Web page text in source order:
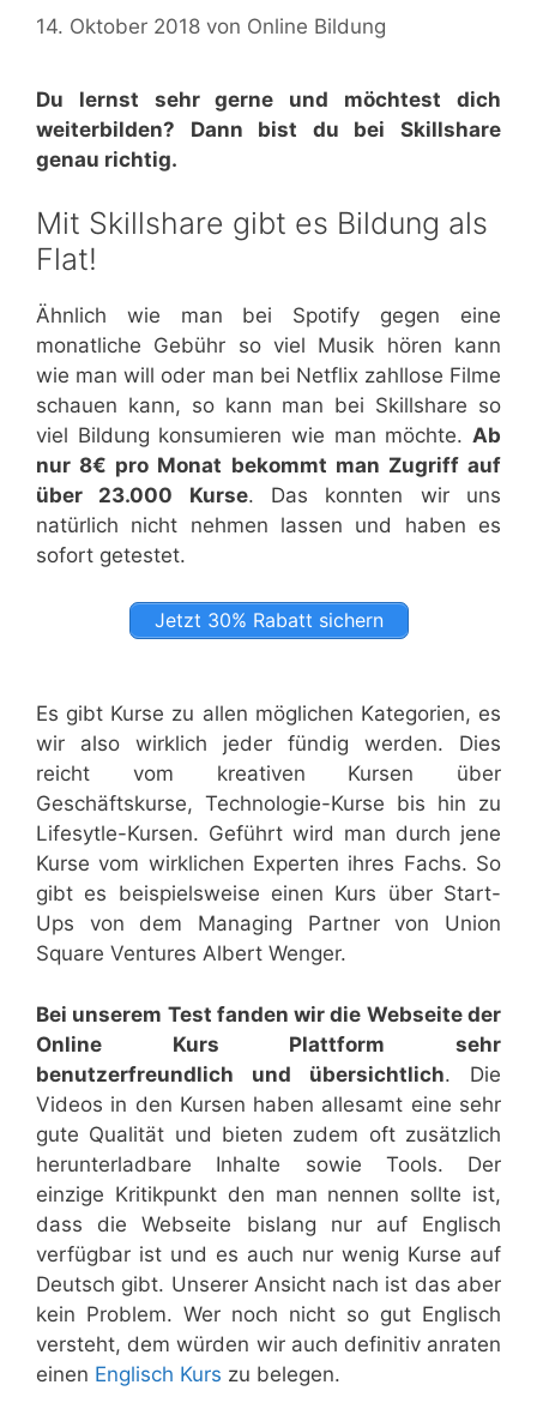
14. Oktober 2018 von Online Bildung
Du lernst sehr gerne und möchtest dich
weiterbilden? Dann bist du bei Skillshare
genau richtig.
Mit Skillshare gibt es Bildung als
Flat!
Ähnlich wie man bei Spotify gegen eine
monatliche Gebühr so viel Musik hören kann
wie man will oder man bei Netflix zahllose Filme
schauen kann, so kann man bei Skillshare so
viel Bildung konsumieren wie man möchte. Ab
nur 8€ pro Monat bekommt man Zugriff auf
über 23.000 Kurse. Das konnten wir uns
natürlich nicht nehmen lassen und haben es
sofort getestet.
Jetzt 30% Rabatt sichern
Es gibt Kurse zu allen möglichen Kategorien, es
wir also wirklich jeder fündig werden. Dies
reicht vom kreativen Kursen über
Geschäftskurse, Technologie-Kurse bis hin zu
Lifesytle-Kursen. Geführt wird man durch jene
Kurse vom wirklichen Experten ihres Fachs. So
gibt es beispielsweise einen Kurs über Start-
Ups von dem Managing Partner von Union
Square Ventures Albert Wenger.
Bei unserem Test fanden wir die Webseite der
Online Kurs Plattform sehr
benutzerfreundlich und übersichtlich. Die
Videos in den Kursen haben allesamt eine sehr
gute Qualität und bieten zudem oft zusätzlich
herunterladbare Inhalte sowie Tools. Der
einzige Kritikpunkt den man nennen sollte ist,
dass die Webseite bislang nur auf Englisch
verfügbar ist und es auch nur wenig Kurse auf
Deutsch gibt. Unserer Ansicht nach ist das aber
kein Problem. Wer noch nicht so gut Englisch
versteht, dem würden wir auch definitiv anraten
einen Englisch Kurs zu belegen.